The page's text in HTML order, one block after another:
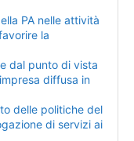
PA nelle attività
la
dal punto di vista
diffusa in
delle politiche del
di servizi ai